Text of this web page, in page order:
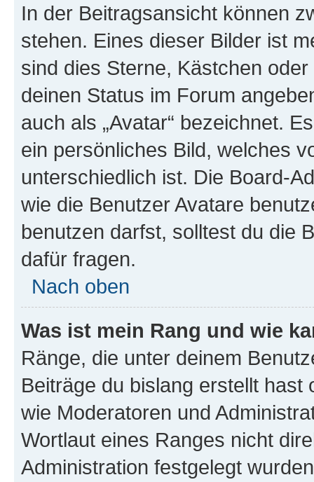
In der Beitragsansicht können
stehen. Eines dieser Bilder ist
sind dies Sterne, Kästchen
deinen Status im Forum
auch als „Avatar“ bezeichnet.
ein persönliches Bild, welches
unterschiedlich ist. Die Board-
wie die Benutzer Avatare
benutzen darfst, solltest du die
dafür fragen.
Nach oben
Was ist mein Rang und wie
Ränge, die unter deinem
Beiträge du bislang erstellt
wie Moderatoren und
Wortlaut eines Ranges nicht
Administration festgelegt